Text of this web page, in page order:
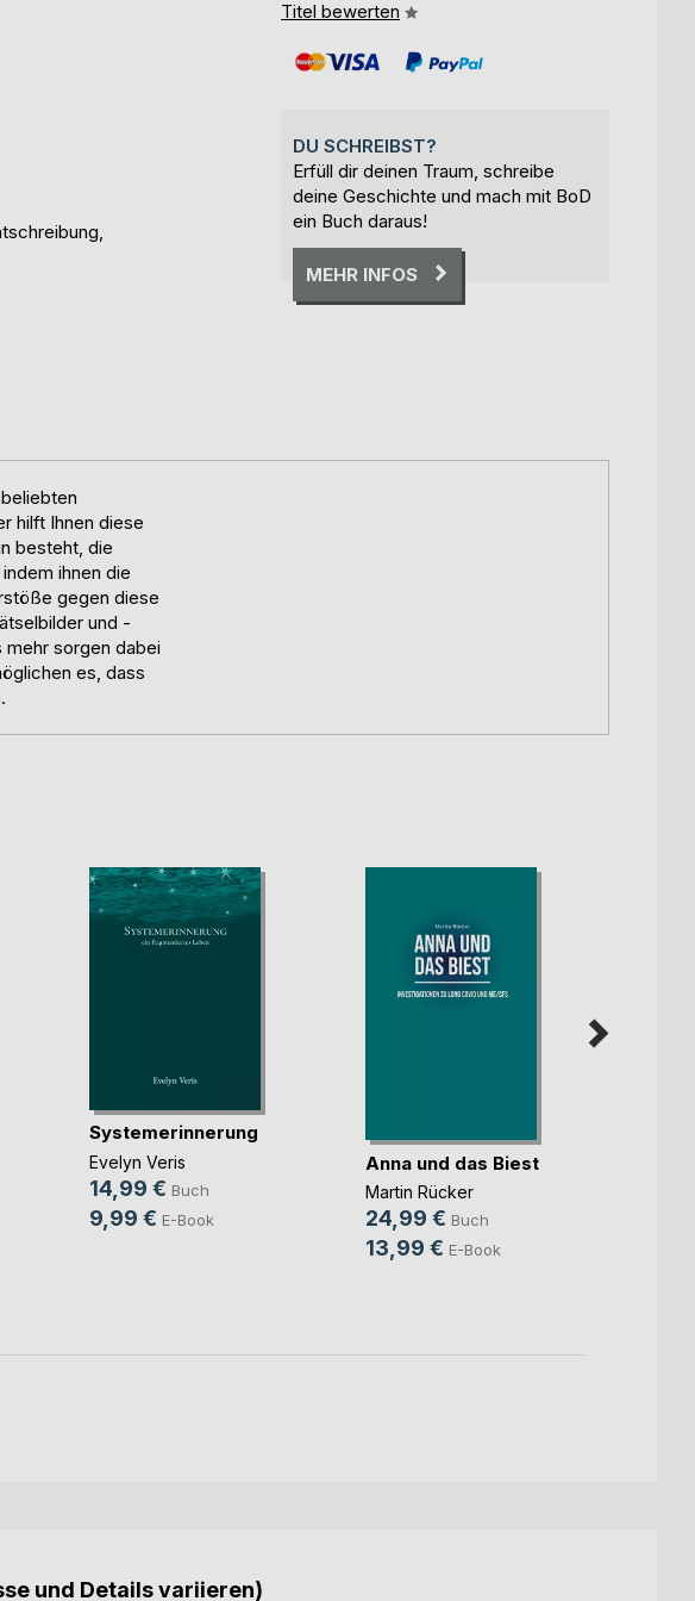
Titel bewerten
DU SCHREIBST?
Erfüll dir deinen Traum, schreibe
deine Geschichte und mach mit BoD
ein Buch daraus!
MEHR INFOS
hilft Ihnen diese
besteht, die
ihnen die
gegen diese
und -
sorgen dabei
es, dass
Systemerinnerung
Evelyn Veris
14,99 € Buch
9,99 € E-Book
Anna und das Biest
Martin Rücker
24,99 € Buch
13,99 € E-Book
und Details variieren)